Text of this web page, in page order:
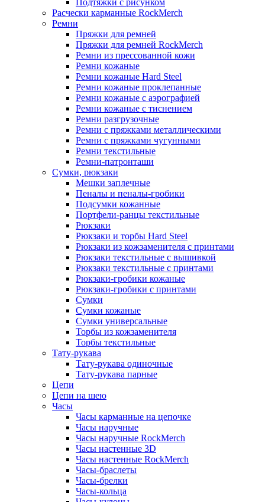
Подтяжки с рисунком
Расчески карманные RockMerch
Ремни
Пряжки для ремней
Пряжки для ремней RockMerch
Ремни из прессованной кожи
Ремни кожаные
Ремни кожаные Hard Steel
Ремни кожаные проклепанные
Ремни кожаные с аэрографией
Ремни кожаные с тиснением
Ремни разгрузочные
Ремни с пряжками металлическими
Ремни с пряжками чугунными
Ремни текстильные
Ремни-патронташи
Сумки, рюкзаки
Мешки заплечные
Пеналы и пеналы-гробики
Подсумки кожанные
Портфели-ранцы текстильные
Рюкзаки
Рюкзаки и торбы Hard Steel
Рюкзаки из кожзаменителя с принтами
Рюкзаки текстильные с вышивкой
Рюкзаки текстильные с принтами
Рюкзаки-гробики кожаные
Рюкзаки-гробики с принтами
Сумки
Сумки кожаные
Сумки универсальные
Торбы из кожзаменителя
Торбы текстильные
Тату-рукава
Тату-рукава одиночные
Тату-рукава парные
Цепи
Цепи на шею
Часы
Часы карманные на цепочке
Часы наручные
Часы наручные RockMerch
Часы настенные 3D
Часы настенные RockMerch
Часы-браслеты
Часы-брелки
Часы-кольца